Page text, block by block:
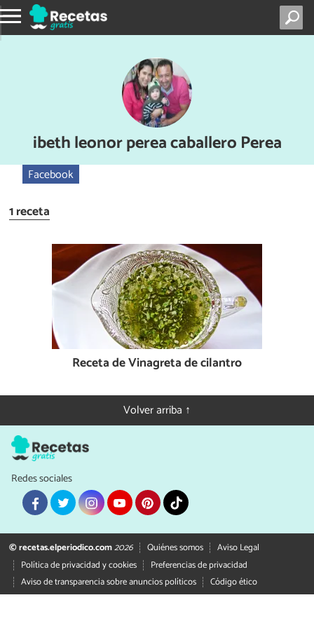
ibeth leonor perea caballero Perea
Facebook
1 receta
Receta de Vinagreta de cilantro
Volver arriba ↑
Redes sociales
© recetas.elperiodico.com2026 Quiénes somos
Aviso Legal
Política de privacidad y cookies
Preferencias de privacidad
Aviso de transparencia sobre anuncios políticos
Código ético